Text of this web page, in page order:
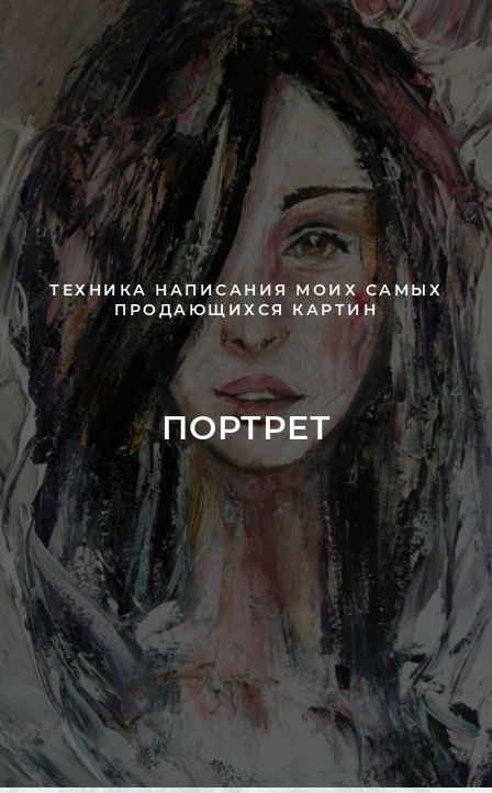
ТЕХНИКА НАПИСАНИЯ МОИХ САМЫХ
ПРОДАЮЩИХСЯ КАРТИН
ПОРТРЕТ